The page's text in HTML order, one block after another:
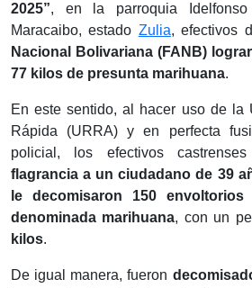
2025”, en la parroquia Idelfonso
Maracaibo, estado Zulia, efectivos
Nacional Bolivariana (FANB)
77 kilos de presunta marihuana.
En este sentido, al hacer uso de la
Rápida (URRA) y en perfecta
policial, los efectivos
flagrancia a un ciudadano de 39
le decomisaron 150
denominada marihuana, con un
kilos.
De igual manera, fueron